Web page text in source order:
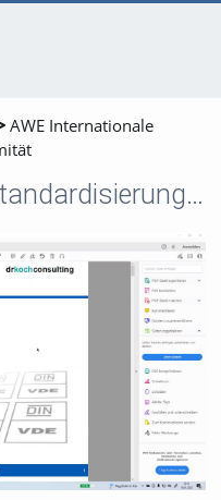
AWE Internationale
AWE Internationale Standardisierung Teil 5 Konformität